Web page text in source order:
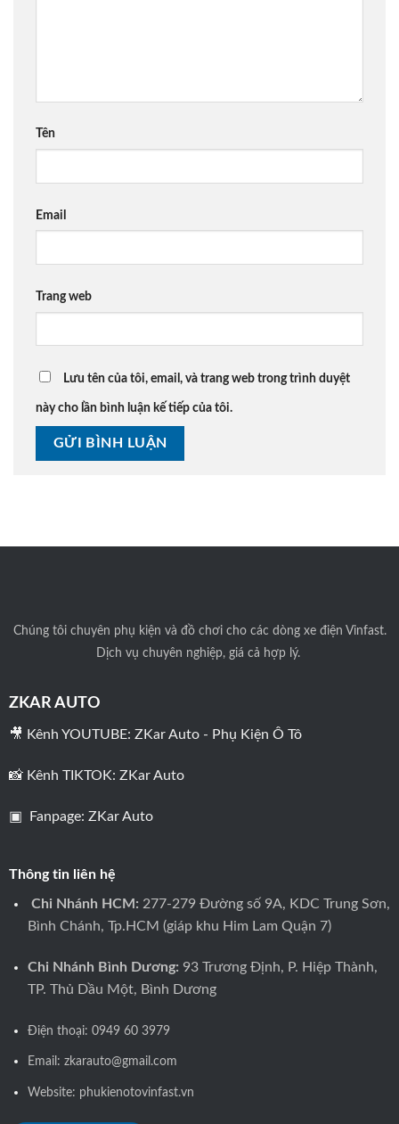
Tên
Email
Trang web
Lưu tên của tôi, email, và trang web trong trình duyệt
này cho lần bình luận kế tiếp của tôi.
Chúng tôichuyên phụ kiện và đồ chơi cho các dòng xe điện Vinfast.
Dịch vụ chuyên nghiệp, giá cả hợp lý.
ZKAR AUTO
🎥 Kênh YOUTUBE: ZKar Auto - Phụ Kiện Ô Tô
📸 Kênh TIKTOK: ZKar Auto
▣ Fanpage: ZKar Auto
Thông tin liên hệ
Chi Nhánh HCM: 277-279 Đường số 9A, KDC Trung Sơn,
Bình Chánh, Tp.HCM (giáp khu Him Lam Quận 7)
Chi Nhánh Bình Dương: 93 Trương Định, P. Hiệp Thành,
TP. Thủ Dầu Một, Bình Dương
Điện thoại: 0949 60 3979
Email: zkarauto@gmail.com
Website: phukienotovinfast.vn